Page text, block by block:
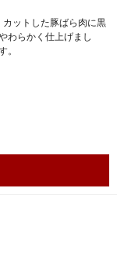
ットした豚ばら肉に黒
わらかく仕上げまし
。